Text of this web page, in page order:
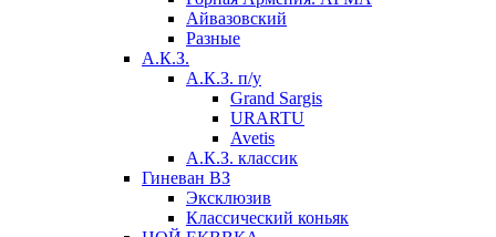
Айвазовский
Разные
А.К.З.
А.К.З. п/у
Grand Sargis
URARTU
Avetis
А.К.З. классик
Гиневан ВЗ
Эксклюзив
Классический коньяк